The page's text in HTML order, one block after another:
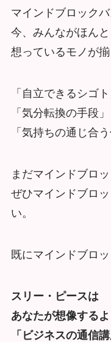
マインドブロック
今、みんながほん
想っているモノが揃
「自立できるシゴト
「気分転換の手段」
「気持ちの通じ合う
まだマインドブロ
ぜひマインドブロ
い。
既にマインドブロ
スリー・ピースは
あなたが想像する
「ビジネスの通信